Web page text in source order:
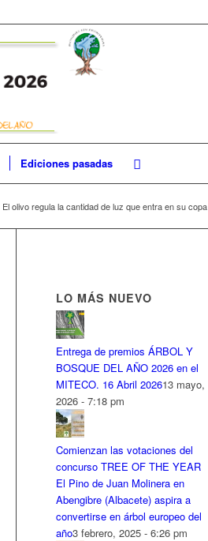
Ediciones pasadas
El olivo regula la cantidad de luz que entra en su copa
LO MÁS NUEVO
Entrega de premios ÁRBOL Y
BOSQUE DEL AÑO 2026 en el
MITECO. 16 Abril 202613 mayo,
2026 - 7:18 pm
Comienzan las votaciones del
concurso TREE OF THE YEAR
El Pino de Juan Molinera en
Abengibre (Albacete) aspira a
convertirse en árbol europeo del
año3 febrero, 2025 - 6:26 pm